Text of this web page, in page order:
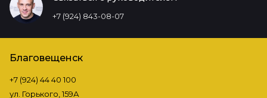
+7 (924) 843-08-07
Благовещенск
+7 (924) 44 40 100
ул. Горького, 159А